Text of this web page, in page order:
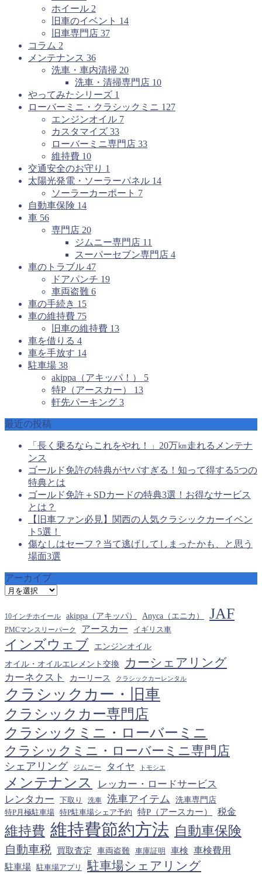
ホイール 2
旧車のイベント 14
旧車専門店 37
コラム 2
メンテナンス 36
洗車・車内清掃 20
洗車・清掃専門店 10
やってみたシリーズ 1
ローバーミニ・クラシックミニ 127
エンジンオイル 7
カスタマイズ 33
ローバーミニ専門店 33
維持費 10
交通安全のお守り 1
太陽光発電・ソーラーパネル 14
ソーラーカーポート 7
自動車保険 14
車 56
専門店 20
ジムニー専門店 11
スーパーセブン専門店 4
車のトラブル 47
ドアパンチ 19
車両盗難 6
車の手続き 15
車の維持費 75
旧車の維持費 13
車を借りる 4
車を手放す 14
駐車場 38
akippa（アキッパ！） 5
特P（アースカー） 13
軒先パーキング 3
最近の投稿
「長く乗るならこれをやれ！」20万㎞走れるメンテナ
ンス
ゴールド免許の特典がヤバすぎる！知って得する5つの
特典とは
ゴールド免許＋SDカードの特典3選！お得なサービス
とは？
【旧車ファン必見】関西の人気クラシックカーイベン
ト5選！
傷なしはセーフ？当て逃げしてしまったかも、と思う
場面3選
アーカイブ
ア
カ
イ
ブ
10インチホイール akippa（アキッパ） Anyca（エニカ） JAF
PMCマンスリーパーク アースカー イギリス車
インズウェブ エンジンオイル
オイル・オイルエレメント交換 カーシェアリング
カーネクスト カーリース クラシックカーレンタル
クラシックカー・旧車
クラシックカー専門店
クラシックミニ・ローバーミニ
クラシックミニ・ローバーミニ専門店
シェアリング ジムニー タイヤ トモシエ
メンテナンス
レッカー・ロードサービス
レンタカー
下取り 洗車 洗車アイテム
洗車専門店
特P月極駐車場
特P駐車場シェア予約 特P（アースカー） 税金
維持費 維持費節約方法 自動車保険
自動車税 買取査定 車両盗難 車庫証明 車検 車検費用
駐車場 駐車場アプリ 駐車場シェアリング